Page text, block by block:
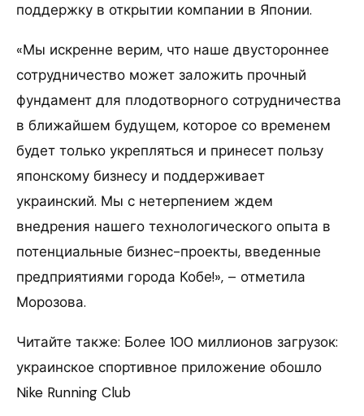
поддержку в открытии компании в Японии.
«Мы искренне верим, что наше двустороннее
сотрудничество может заложить прочный
фундамент для плодотворного сотрудничества
в ближайшем будущем, которое со временем
будет только укрепляться и принесет пользу
японскому бизнесу и поддерживает
украинский. Мы с нетерпением ждем
внедрения нашего технологического опыта в
потенциальные бизнес-проекты, введенные
предприятиями города Кобе!», – отметила
Морозова.
Читайте также: Более 100 миллионов загрузок:
украинское спортивное приложение обошло
Nike Running Club